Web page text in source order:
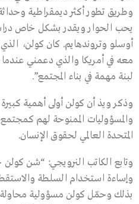
وطريق تطور أكثر ديمقراطية
يحب الحوار ويقدر بشكل خاص
أوسلو وتروندهايم. كان كولن،
معه في أمريكا والذي دعمني
لبنة مهمة في بناء المجتمع”.
وذكر ويذ أن كولن أولى أهمية
والمسؤوليات الممنوحة لهم
المتحدة العالمي لحقوق الإنسان.
وتابع الكاتب النرويجي: “شن
وإساءة استخدام السلطة